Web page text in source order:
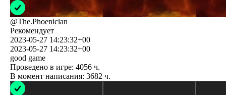
@The.Phoenician
Рекомендует
2023-05-27 14:23:32+00
2023-05-27 14:23:32+00
good game
Проведено в игре: 4056 ч.
В момент написания: 3682 ч.